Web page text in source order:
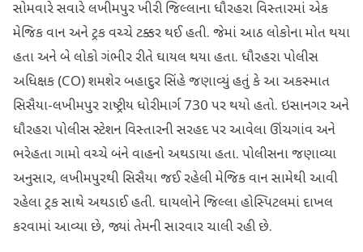
સોમવારે સવારે લખીમપુર ખીરી જિલ્લાના ધૌરહરા વિસ્તારમાં એક
મેજિક વાન અને ટ્રક વચ્ચે ટક્કર થઈ હતી. જેમાં આઠ લોકોના મોત થયા
હતા અને બે લોકો ગંભીર રીતે ઘાયલ થયા હતા. ધૌરહરા પોલીસ
અધિક્ષક (CO) શમશેર બહાદુર સિંહે જણાવ્યું હતું કે આ અકસ્માત
સિસૈયા-લખીમપુર રાષ્ટ્રીય ધોરીમાર્ગ 730 પર થયો હતો. ઇસાનગર અને
ધૌરહરા પોલીસ સ્ટેશન વિસ્તારની સરહદ પર આવેલા ઊંચગાંવ અને
ભરેહતા ગામો વચ્ચે બંને વાહનો અથડાયા હતા. પોલીસના જણાવ્યા
અનુસાર, લખીમપુરથી સિસૈયા જઈ રહેલી મેજિક વાન સામેથી આવી
રહેલા ટ્રક સાથે અથડાઈ હતી. ઘાયલોને જિલ્લા હોસ્પિટલમાં દાખલ
કરવામાં આવ્યા છે, જ્યાં તેમની સારવાર ચાલી રહી છે.